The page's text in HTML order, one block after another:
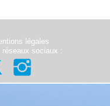
légales
réseaux sociaux :